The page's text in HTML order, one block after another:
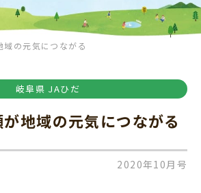
域の元気につながる
岐阜県 JAひだ
地域の元気につながる
2020年10月号